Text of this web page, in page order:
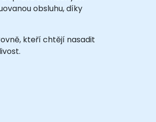
obsluhu, díky
kteří chtějí nasadit